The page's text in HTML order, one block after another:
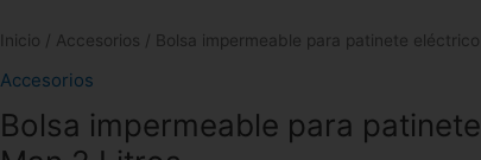
Inicio / Accesorios / Bolsa impermeable para patinete
Accesorios
Bolsa impermeable para